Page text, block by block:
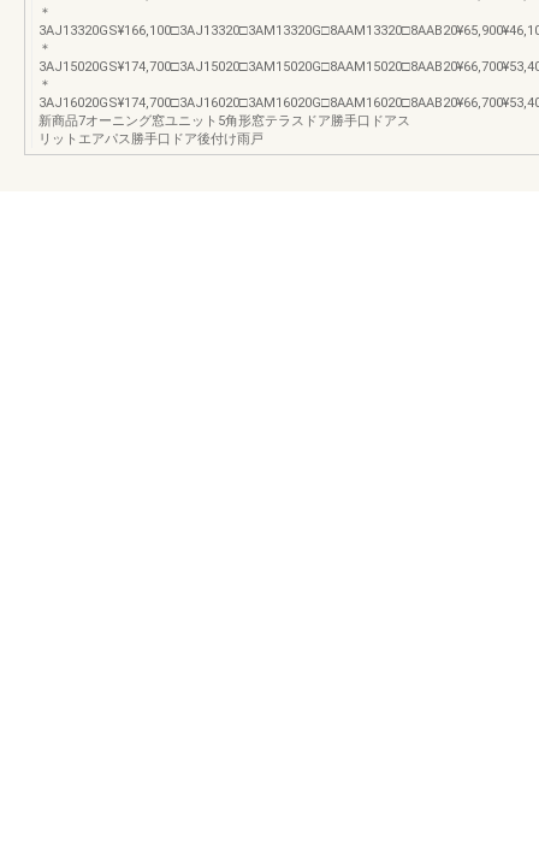
＊
＊
＊
新商品7オーニング窓ユニット5角形窓テラスドア勝手口ドアス
リットエアパス勝手口ドア後付け雨戸